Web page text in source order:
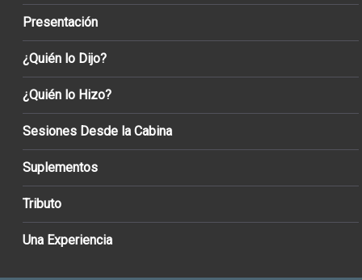
Presentación
¿Quién lo Dijo?
¿Quién lo Hizo?
Sesiones Desde la Cabina
Suplementos
Tributo
Una Experiencia